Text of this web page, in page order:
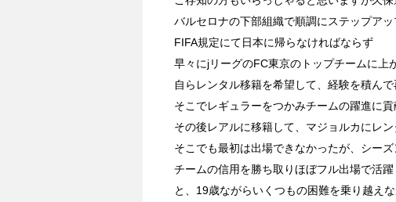
バルセロナの下部組織で順調にステップア
FIFA規定にて日本に帰らなければならず
早々にjリーグのFC東京のトップチームに上
自らレンタル移籍を希望して、経験を積ん
そこでレギュラーをつかみチームの躍進に貢
その後レアルに移籍して、マジョルカにレ
そこでも最初は出場できなかったが、シー
チームの信用を勝ち取りほぼフル出場で活躍
と、19歳ながらいくつもの困難を乗り越え